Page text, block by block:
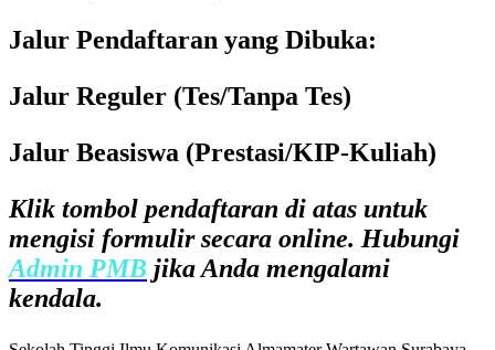
Jalur Pendaftaran yang Dibuka:
Jalur Reguler (Tes/Tanpa Tes)
Jalur Beasiswa (Prestasi/KIP-Kuliah)
Klik tombol pendaftaran di atas untuk
mengisi formulir secara online. Hubungi
Admin PMB jika Anda mengalami
kendala.